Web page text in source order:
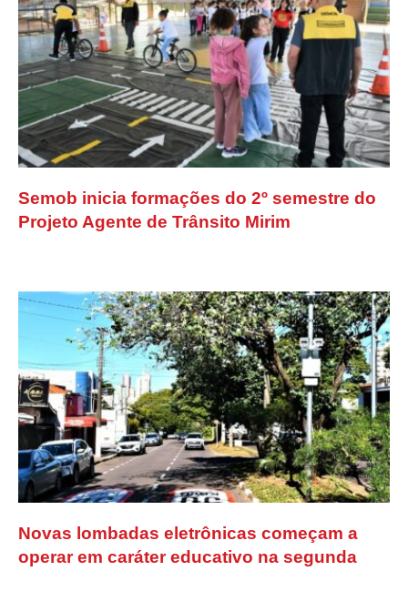
Semob inicia formações do 2º semestre do
Projeto Agente de Trânsito Mirim
Novas lombadas eletrônicas começam a
operar em caráter educativo na segunda